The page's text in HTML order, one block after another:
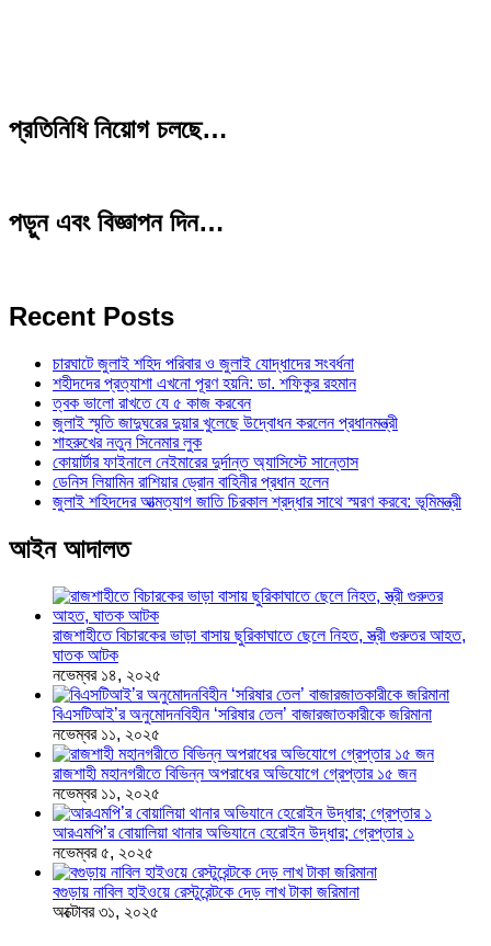
প্রতিনিধি নিয়োগ চলছে…
পড়ুন এবং বিজ্ঞাপন দিন…
Recent Posts
চারঘাটে জুলাই শহিদ পরিবার ও জুলাই যোদ্ধাদের সংবর্ধনা
শহীদদের প্রত্যাশা এখনো পূরণ হয়নি: ডা. শফিকুর রহমান
ত্বক ভালো রাখতে যে ৫ কাজ করবেন
জুলাই স্মৃতি জাদুঘরের দুয়ার খুলেছে উদ্বোধন করলেন প্রধানমন্ত্রী
শাহরুখের নতুন সিনেমার লুক
কোয়ার্টার ফাইনালে নেইমারের দুর্দান্ত অ্যাসিস্টে সান্তোস
ডেনিস লিয়ামিন রাশিয়ার ড্রোন বাহিনীর প্রধান হলেন
জুলাই শহিদদের আত্মত্যাগ জাতি চিরকাল শ্রদ্ধার সাথে স্মরণ করবে: ভূমিমন্ত্রী
আইন আদালত
রাজশাহীতে বিচারকের ভাড়া বাসায় ছুরিকাঘাতে ছেলে নিহত, স্ত্রী গুরুতর আহত,
ঘাতক আটক
নভেম্বর ১৪, ২০২৫
বিএসটিআই’র অনুমোদনবিহীন ‘সরিষার তেল’ বাজারজাতকারীকে জরিমানা
নভেম্বর ১১, ২০২৫
রাজশাহী মহানগরীতে বিভিন্ন অপরাধের অভিযোগে গ্রেপ্তার ১৫ জন
নভেম্বর ১১, ২০২৫
আরএমপি’র বোয়ালিয়া থানার অভিযানে হেরোইন উদ্ধার; গ্রেপ্তার ১
নভেম্বর ৫, ২০২৫
বগুড়ায় নাবিল হাইওয়ে রেস্টুরেন্টকে দেড় লাখ টাকা জরিমানা
অক্টোবর ৩১, ২০২৫